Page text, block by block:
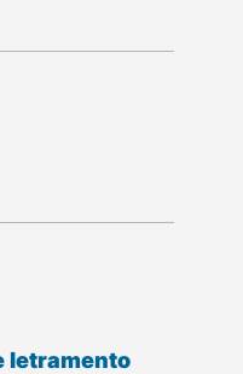
letramento